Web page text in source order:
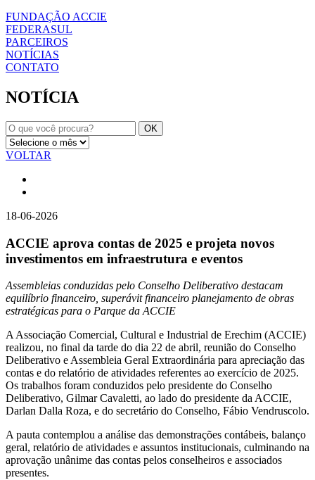
FUNDAÇÃO ACCIE
FEDERASUL
PARCEIROS
NOTÍCIAS
CONTATO
NOTÍCIA
VOLTAR
18-06-2026
ACCIE aprova contas de 2025 e projeta novos
investimentos em infraestrutura e eventos
Assembleias conduzidas pelo Conselho Deliberativo destacam
equilíbrio financeiro, superávit financeiro planejamento de obras
estratégicas para o Parque da ACCIE
A Associação Comercial, Cultural e Industrial de Erechim (ACCIE)
realizou, no final da tarde do dia 22 de abril, reunião do Conselho
Deliberativo e Assembleia Geral Extraordinária para apreciação das
contas e do relatório de atividades referentes ao exercício de 2025.
Os trabalhos foram conduzidos pelo presidente do Conselho
Deliberativo, Gilmar Cavaletti, ao lado do presidente da ACCIE,
Darlan Dalla Roza, e do secretário do Conselho, Fábio Vendruscolo.
A pauta contemplou a análise das demonstrações contábeis, balanço
geral, relatório de atividades e assuntos institucionais, culminando na
aprovação unânime das contas pelos conselheiros e associados
presentes.